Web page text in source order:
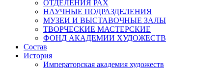
ОТДЕЛЕНИЯ РАХ
НАУЧНЫЕ ПОДРАЗДЕЛЕНИЯ
МУЗЕИ И ВЫСТАВОЧНЫЕ ЗАЛЫ
ТВОРЧЕСКИЕ МАСТЕРСКИЕ
ФОНД АКАДЕМИИ ХУДОЖЕСТВ
Состав
История
Императорская академия художеств